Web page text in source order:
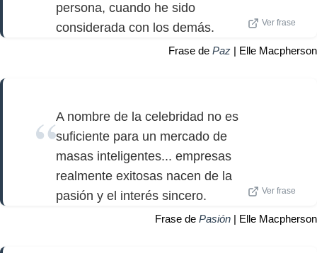
persona, cuando he sido
considerada con los demás.
Ver frase
Frase de Paz | Elle Macpherson
A nombre de la celebridad no es
suficiente para un mercado de
masas inteligentes... empresas
realmente exitosas nacen de la
pasión y el interés sincero.
Ver frase
Frase de Pasión | Elle Macpherson